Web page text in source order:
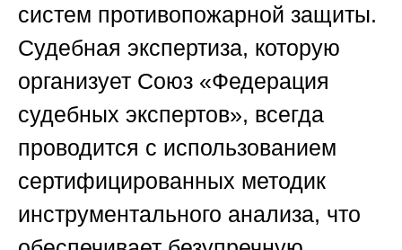
систем противопожарной защиты.
Судебная экспертиза, которую
организует Союз «Федерация
судебных экспертов», всегда
проводится с использованием
сертифицированных методик
инструментального анализа, что